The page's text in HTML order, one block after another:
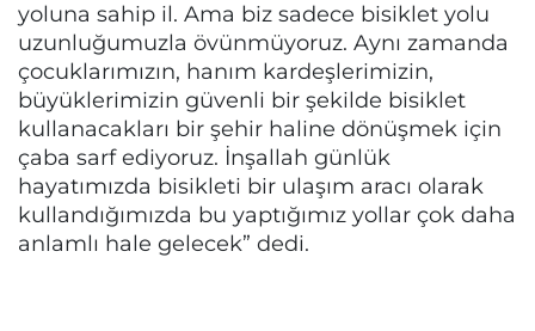
yoluna sahip il. Ama biz sadece bisiklet yolu
uzunluğumuzla övünmüyoruz. Aynı zamanda
çocuklarımızın, hanım kardeşlerimizin,
büyüklerimizin güvenli bir şekilde bisiklet
kullanacakları bir şehir haline dönüşmek için
çaba sarf ediyoruz. İnşallah günlük
hayatımızda bisikleti bir ulaşım aracı olarak
kullandığımızda bu yaptığımız yollar çok daha
anlamlı hale gelecek” dedi.